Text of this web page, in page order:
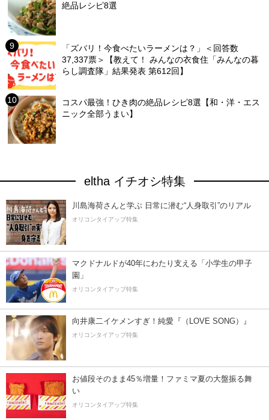
絶品レシピ8選
「ズバリ！今食べたいラーメンは？」＜回答数
37,337票＞【教えて！ みんなの衣食住「みんなの暮
らし調査隊」結果発表 第612回】
コスパ最強！ひき肉の絶品レシピ8選【和・洋・エス
ニック全部うまい】
eltha イチオシ特集
川島海荷さんと学ぶ 日常に潜む“人身取引”のリアル
オリコンタイアップ特集
マクドナルドが40年にわたり支える「小学生の甲子
園」
オリコンタイアップ特集
向井康二イケメンすぎ！純愛『（LOVE SONG）』
オリコンタイアップ特集
お値段そのまま45％増量！ファミマ夏の大盤振る舞
い
オリコンタイアップ特集